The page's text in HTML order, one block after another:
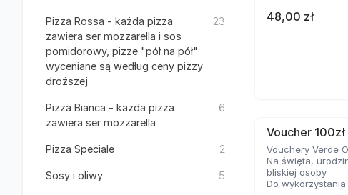
Pizza Rossa - każda pizza
zawiera ser mozzarella i sos
pomidorowy, pizze "pół na pół"
wyceniane są według ceny pizzy
droższej
23
Pizza Bianca - każda pizza
zawiera ser mozzarella
6
Pizza Speciale 2
Sosy i oliwy 5
48,00 zł
Voucher 100zł
Vouchery Verde
Na święta,
bliskiej osoby
Do